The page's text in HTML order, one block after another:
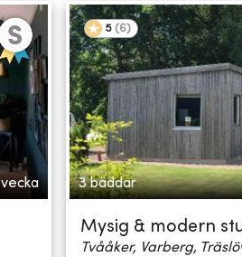
5 (6)
3 bäddar
Mysig & modern
Tvååker, Varberg,